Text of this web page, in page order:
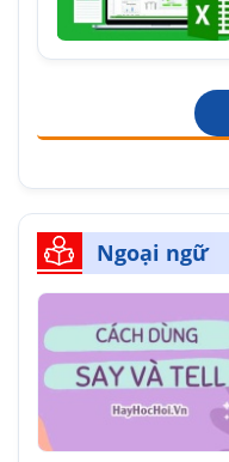
Ngoại ngữ